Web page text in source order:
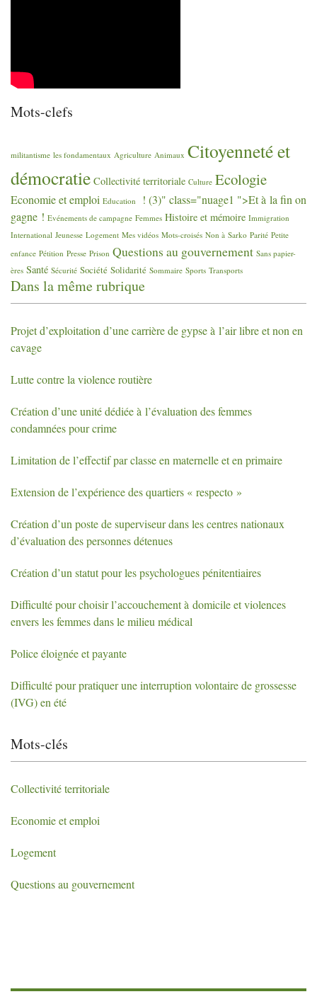
Mots-clefs
militantisme les fondamentaux Agriculture Animaux Citoyenneté et
démocratie Collectivité territoriale Culture Ecologie
Economie et emploi Education
! (3)" class="nuage1 ">Et à la fin on
gagne ! Evénements de campagne Femmes Histoire et mémoire Immigration
International Jeunesse Logement Mes vidéos Mots-croisés Non à Sarko Parité Petite
enfance Pétition Presse Prison Questions au gouvernement Sans papier-
ères Santé Sécurité Société Solidarité Sommaire Sports Transports
Dans la même rubrique
Projet d’exploitation d’une carrière de gypse à l’air libre et non en
cavage
Lutte contre la violence routière
Création d’une unité dédiée à l’évaluation des femmes
condamnées pour crime
Limitation de l’effectif par classe en maternelle et en primaire
Extension de l’expérience des quartiers « respecto »
Création d’un poste de superviseur dans les centres nationaux
d’évaluation des personnes détenues
Création d’un statut pour les psychologues pénitentiaires
Difficulté pour choisir l’accouchement à domicile et violences
envers les femmes dans le milieu médical
Police éloignée et payante
Difficulté pour pratiquer une interruption volontaire de grossesse
(IVG) en été
Mots-clés
Collectivité territoriale
Economie et emploi
Logement
Questions au gouvernement